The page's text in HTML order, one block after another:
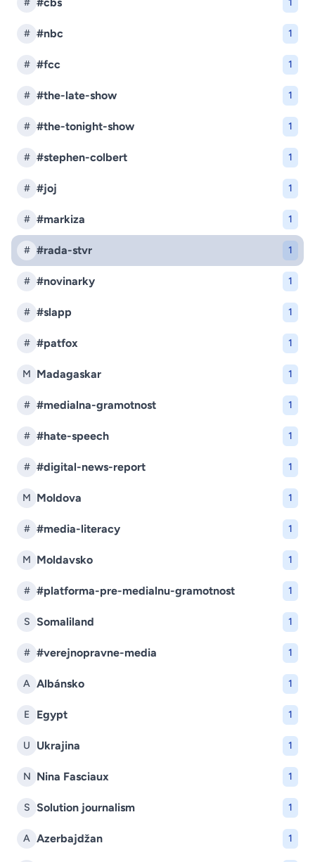
# 1
# #nbc 1
# #fcc 1
# #the-late-show 1
# #the-tonight-show 1
# #stephen-colbert 1
# #joj 1
# #markiza 1
# #rada-stvr 1
# #novinarky 1
# #slapp 1
# #patfox 1
M Madagaskar 1
# #medialna-gramotnost 1
# #hate-speech 1
# #digital-news-report 1
M Moldova 1
# #media-literacy 1
M Moldavsko 1
# #platforma-pre-medialnu-gramotnost 1
S Somaliland 1
# #verejnopravne-media 1
A Albánsko 1
E Egypt 1
U Ukrajina 1
N Nina Fasciaux 1
S Solution journalism 1
A Azerbajdžan 1